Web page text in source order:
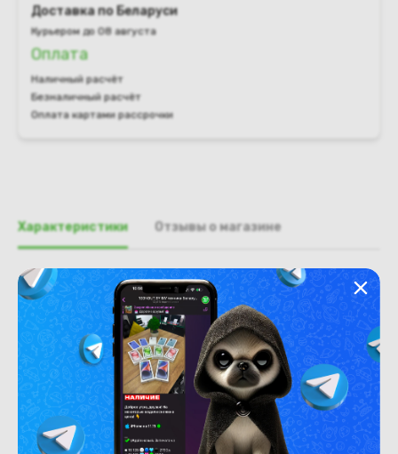
Доставка по Беларуси
Курьером до 08 августа
Оплата
Наличный расчёт
Безналичный расчёт
Оплата картами рассрочки
Характеристики Отзывы о магазине
Общая информация
Производитель
Lenovo
Тип товара
рамка крышки матрицы
Состояние
Недостатки
Не обнаружено
Состояние
удовлетворительное